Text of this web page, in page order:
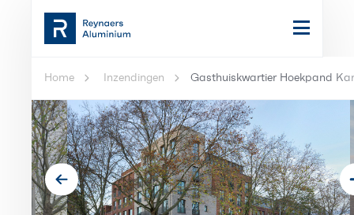
Home Inzendingen Gasthuiskwartier Hoekpand